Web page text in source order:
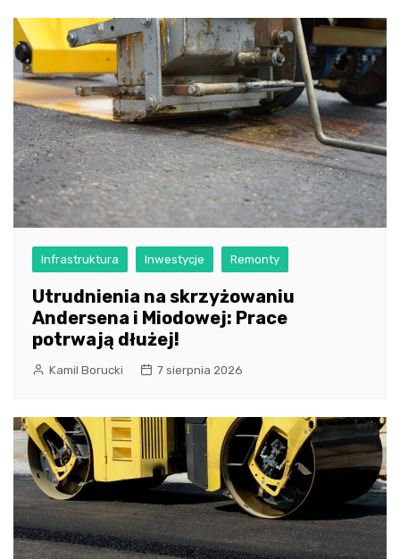
Infrastruktura Inwestycje Remonty
Utrudnienia na skrzyżowaniu
Andersena i Miodowej: Prace
potrwają dłużej!
Kamil Borucki 7 sierpnia 2026